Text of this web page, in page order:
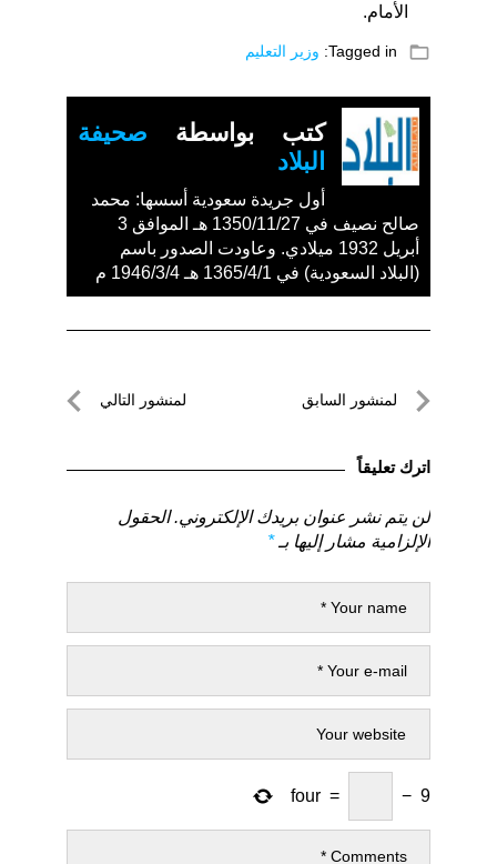
الأمام.
folder_open
Tagged in: وزير التعليم
كتب بواسطة صحيفة
البلاد
أول جريدة سعودية أسسها: محمد
صالح نصيف في 1350/11/27 هـ الموافق 3
أبريل 1932 ميلادي. وعاودت الصدور باسم
(البلاد السعودية) في 1365/4/1 هـ 1946/3/4 م
تصفّحلمنشور السابق
السابق
لمنشور التالي
اترك تعليقاً
لن يتم نشر عنوان بريدك الإلكتروني. الحقول
الإلزامية مشار إليها بـ*
9
−
=
four